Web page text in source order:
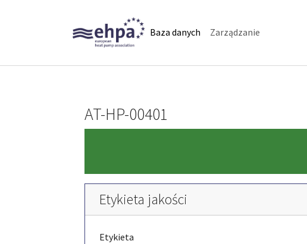
Baza danych(current)
Zarządzanie
AT-HP-00401
Etykieta jakości
Etykieta